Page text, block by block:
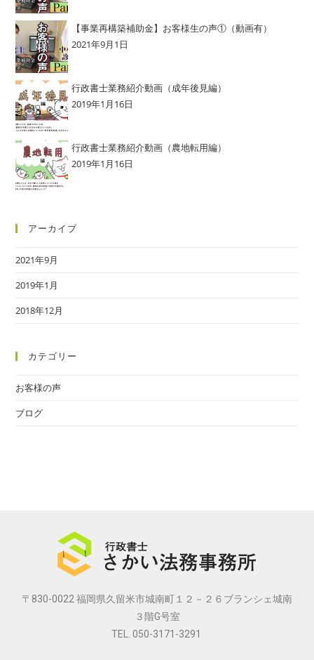
【事業再構築補助金】お客様生の声①（動画有）
2021年9月1日
行政書士業務紹介動画（成年後見編）
2019年1月16日
行政書士業務紹介動画（農地転用編）
2019年1月16日
アーカイブ
2021年9月
2019年1月
2018年12月
カテゴリー
お客様の声
ブログ
〒830-0022 福岡県久留米市城南町１２－２６ブランシェ城南
３階G号室
TEL. 050-3171-3291